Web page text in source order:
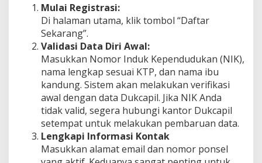
Mulai Registrasi:
Di ​​halaman utama, klik tombol “Daftar
Sekarang”.
Validasi Data Diri Awal:
Masukkan Nomor Induk Kependudukan (NIK),
nama lengkap sesuai KTP, dan nama ibu
kandung. Sistem akan melakukan verifikasi
awal dengan data Dukcapil. Jika NIK Anda
tidak valid, segera hubungi kantor Dukcapil
setempat untuk melakukan pembaruan data.
Lengkapi Informasi Kontak
Masukkan alamat email dan nomor ponsel